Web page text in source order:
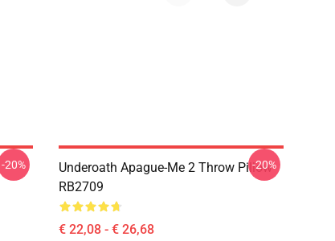
-20%
Underoath Apague-Me 2 Throw Pillow
RB2709
€ 22,08 - € 26,68
-20%